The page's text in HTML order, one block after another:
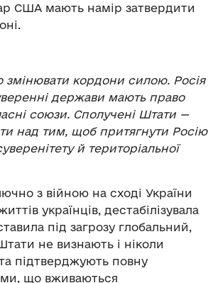
США мають намір затвердити
змінювати кордони силою. Росія
держави мають право
союзи. Сполучені Штати —
над тим, щоб притягнути Росію
й територіальної
з війною на сході України
українців, дестабілізувала
під загрозу глобальний,
не визнають і ніколи
підтверджують повну
що вживаються